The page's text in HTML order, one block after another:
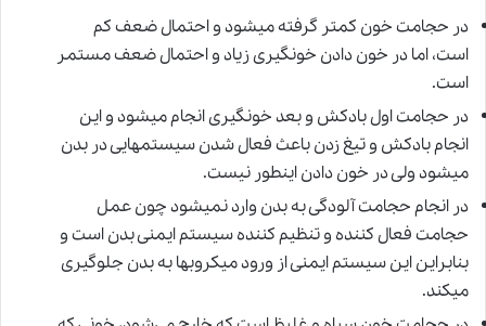
در حجامت خون کمتر گرفته میشود و احتمال ضعف کم
است، اما در خون دادن خونگیری زیاد و احتمال ضعف مستمر
است.
در حجامت اول بادکش و بعد خونگیری انجام میشود و این
انجام بادکش و تیغ زدن باعث فعال شدن سیستمهایی در بدن
میشود ولی در خون دادن اینطور نیست.
در انجام حجامت آلودگی به بدن وارد نمیشود چون عمل
حجامت فعال کننده و تنظیم کننده سیستم ایمنی بدن است و
بنابراین این سیستم ایمنی از ورود میکروبها به بدن جلوگیری
میکند.